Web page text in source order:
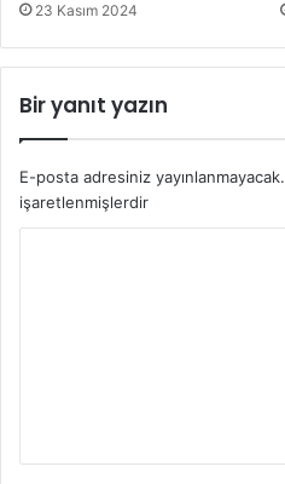
23 Kasım 2024
Bir yanıt yazın
E-posta adresiniz yayınlanmayacak.
işaretlenmişlerdir